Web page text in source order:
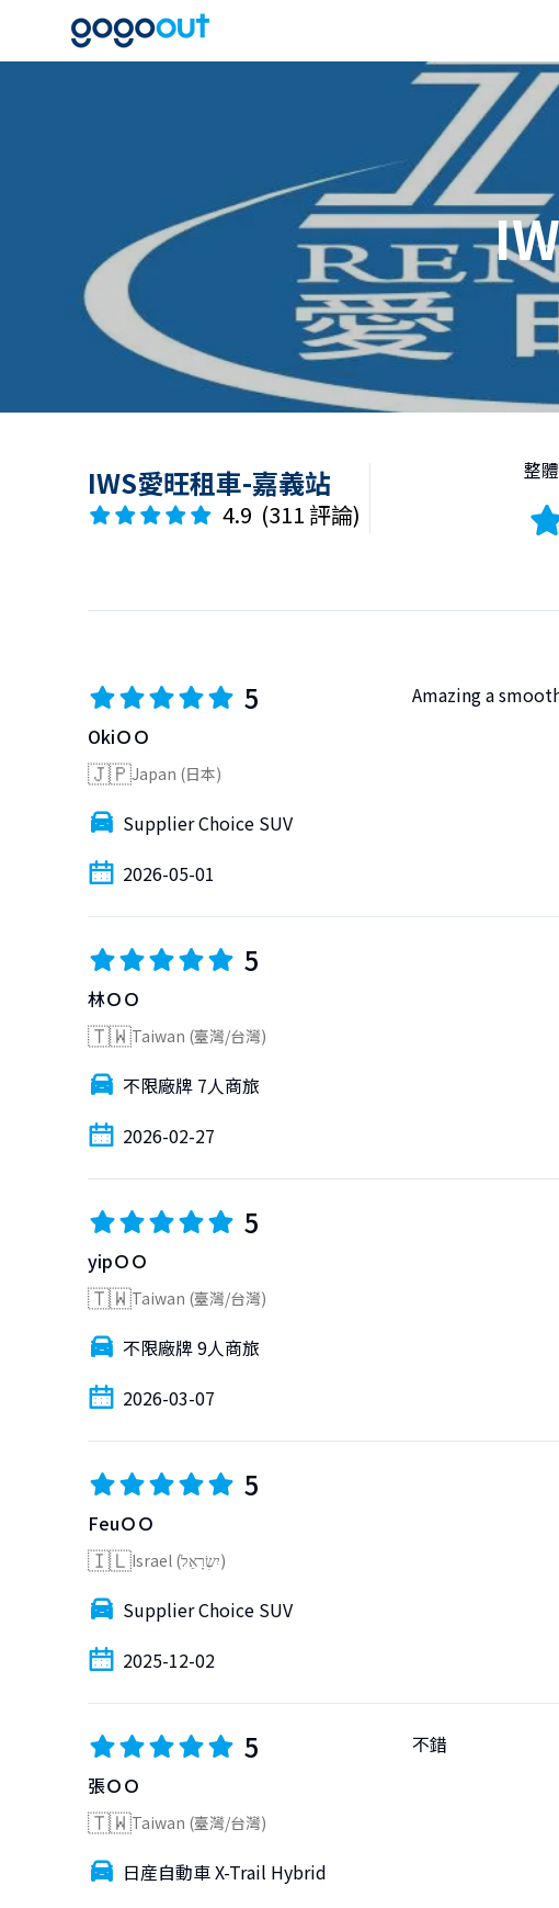
IWS愛旺租車-嘉義站
4.9 (311 評論)
整
5
OkiＯＯ
🇯🇵Japan (日本)
Supplier Choice SUV
2026-05-01
Amazing a
5
林ＯＯ
🇹🇼Taiwan (臺灣/台灣)
不限廠牌 7人商旅
2026-02-27
5
yipＯＯ
🇹🇼Taiwan (臺灣/台灣)
不限廠牌 9人商旅
2026-03-07
5
FeuＯＯ
🇮🇱 Israel (יִשְׂרָאֵל)
Supplier Choice SUV
2025-12-02
5
張ＯＯ
🇹🇼Taiwan (臺灣/台灣)
日産自動車 X-Trail Hybrid
不錯